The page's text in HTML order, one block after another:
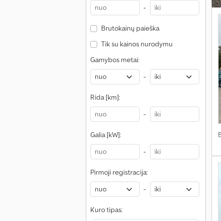
-
Brutokainų paieška
Tik su kainos nurodymu
Gamybos metai:
-
Rida [km]:
-
Galia [kW]:
-
Pirmoji registracija:
-
Kuro tipas: